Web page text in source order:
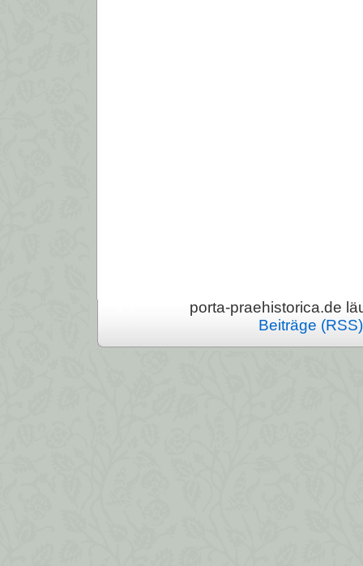
porta-praehistorica.de
Beiträge (RSS)